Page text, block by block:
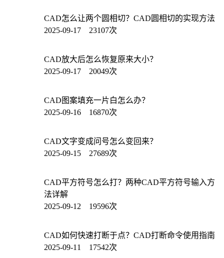
CAD怎么让两个圆相切？CAD圆相切的实现方法
2025-09-17 23107次
CAD放大后怎么恢复原来大小？
2025-09-17 20049次
CAD图案填充一片白怎么办？
2025-09-16 16870次
CAD文字变成问号怎么变回来？
2025-09-15 27689次
CAD平方符号怎么打？两种CAD平方符号输入方
法详解
2025-09-12 19596次
CAD如何快速打断于点？CAD打断命令使用指南
2025-09-11 17542次